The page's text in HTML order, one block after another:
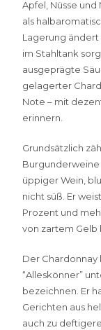
Apfel, Nüsse
als
Lagerung ändert
im Stahltank
ausgeprägte
gelagerter
Note – mit
erinnern.
Grundsätzlich
Burgunderweine
üppiger Wein,
nicht süß. Er
Prozent und
von zartem Gelb
Der Chardonnay
“Alleskönner”
bezeichnen. Er
Gerichten aus
auch zu